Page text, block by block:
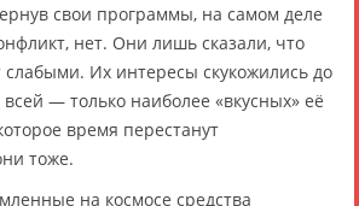
свои программы, на самом деле
нет. Они лишь сказали, что
слабыми. Их интересы скукожились до
— только наиболее «вкусных» её
время перестанут
тоже.
на космосе средства